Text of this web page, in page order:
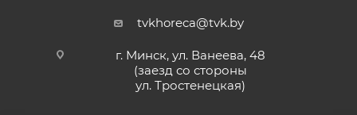
tvkhoreca@tvk.by
г. Минск, ул. Ванеева, 48
(заезд со стороны
ул. Тростенецкая)